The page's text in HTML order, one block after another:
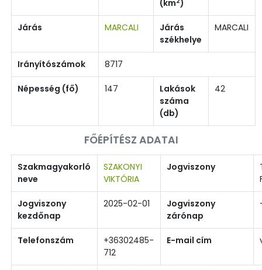
(km )
Járás MARCALI
Járás
székhelye
MARCALI
Irányítószámok 8717
Népesség (fő) 147
Lakások
száma
(db)
42
FŐÉPÍTÉSZ ADATAI
Szakmagyakorló
neve
SZAKONYI
VIKTÓRIA
Jogviszony
Jogviszony
kezdőnap
2025-02-01
Jogviszony
zárónap
Telefonszám
+36302485-
712
E-mail cím